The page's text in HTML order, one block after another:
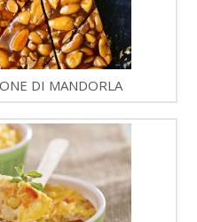
DI MANDORLA